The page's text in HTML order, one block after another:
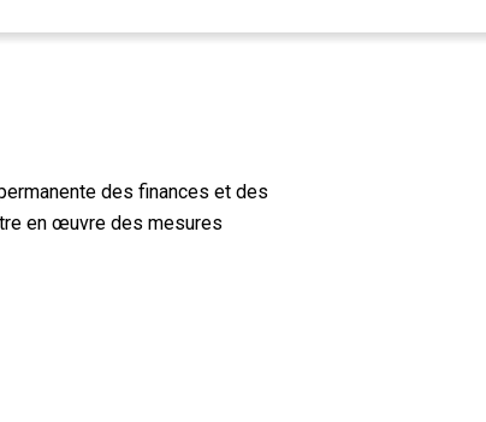
des finances et des
en œuvre des mesures